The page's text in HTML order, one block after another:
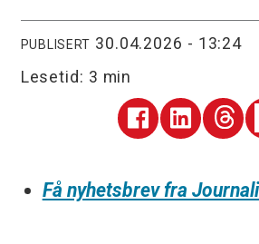
PUBLISERT
30.04.2026 - 13:24
Lesetid: 3 min
Få nyhetsbrev fra